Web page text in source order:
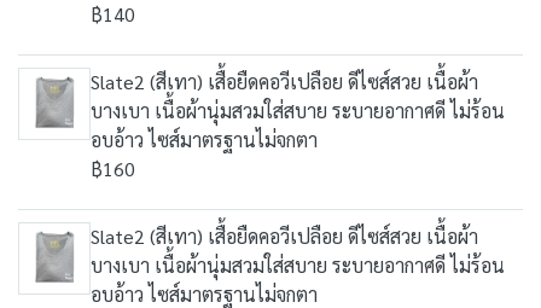
฿140
Slate2 (สีเทา) เสื้อยืดคอวีเปลือย ดีไซส์สวย เนื้อผ้า
บางเบา เนื้อผ้านุ่มสวมใส่สบาย ระบายอากาศดี ไม่ร้อน
อบอ้าว ไซส์มาตรฐานไม่จกตา
฿160
Slate2 (สีเทา) เสื้อยืดคอวีเปลือย ดีไซส์สวย เนื้อผ้า
บางเบา เนื้อผ้านุ่มสวมใส่สบาย ระบายอากาศดี ไม่ร้อน
อบอ้าว ไซส์มาตรฐานไม่จกตา